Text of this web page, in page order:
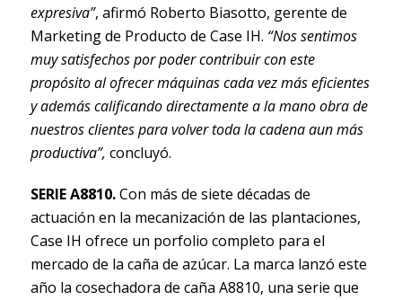
expresiva”, afirmó Roberto Biasotto, gerente de
Marketing de Producto de Case IH. “Nos sentimos
muy satisfechos por poder contribuir con este
propósito al ofrecer máquinas cada vez más eficientes
y además calificando directamente a la mano obra de
nuestros clientes para volver toda la cadena aun más
productiva”, concluyó.
SERIE A8810.Con más de siete décadas de
actuación en la mecanización de las plantaciones,
Case IH ofrece un porfolio completo para el
mercado de la caña de azúcar. La marca lanzó este
año la cosechadora de caña A8810, una serie que